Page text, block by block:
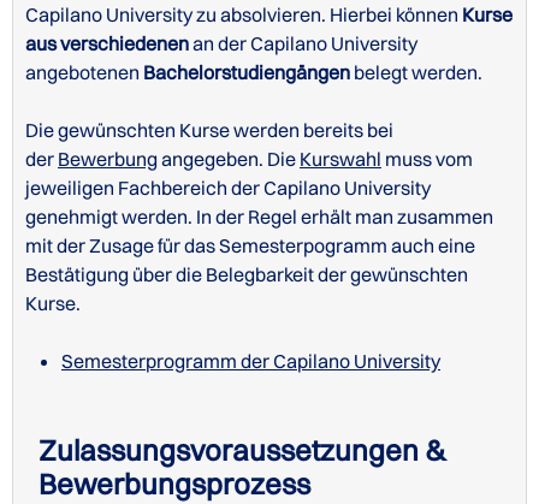
Website der Capilano University zu Unterkünften für
internationale Studenten
Academic Gap Year an der Capilano University
Graduate
Capilano University zu absolvieren. Hierbei können Kurse
aus verschiedenenan der Capilano University
angebotenen Bachelorstudiengängen belegt werden.
Die gewünschten Kurse werden bereits bei
der Bewerbung angegeben. Die Kurswahl muss vom
jeweiligen Fachbereich der Capilano University
genehmigt werden. In der Regel erhält man zusammen
mit der Zusage für das Semesterpogramm auch eine
Bestätigung über die Belegbarkeit der gewünschten
Kurse.
Semesterprogramm der Capilano University
Zulassungsvoraussetzungen &
Bewerbungsprozess